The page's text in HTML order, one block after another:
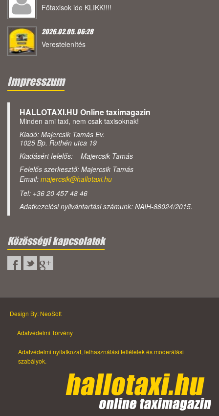
Főtaxisok ide KLIKK!!!!
2026.02.05. 06:28
Verestelenítés
Impresszum
HALLOTAXI.HU Online taximagazin
Minden ami taxi, nem csak taxisoknak!
Kiadó: Majercsik Tamás Ev.
1025 Bp. Ruthén utca 19
Kiadásért felelős: Majercsik Tamás
Felelős szerkesztő: Majercsik Tamás
Email: majercsik@hallotaxi.hu
Tel: +36 20 457 48 46
Adatkezelési nyilvántartási számunk: NAIH-88024/2015.
Közösségi kapcsolatok
Design By: NeoSoft
Adatvédelmi Törvény
Adatvédelmi nyilatkozat, felhasználási feltételek és moderálási
szabályok.